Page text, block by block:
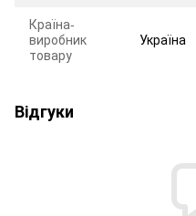
Країна-
виробник
товару
Україна
Відгуки